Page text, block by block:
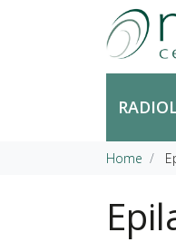
Vai al contenuto
Home